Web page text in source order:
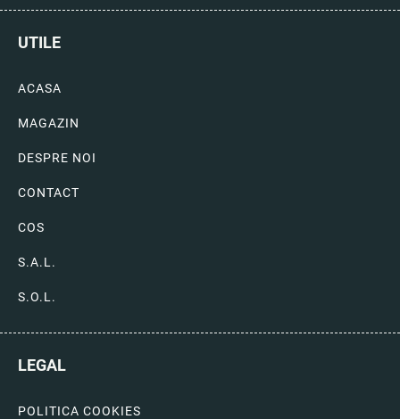
UTILE
ACASA
MAGAZIN
DESPRE NOI
CONTACT
COS
S.A.L.
S.O.L.
LEGAL
POLITICA COOKIES